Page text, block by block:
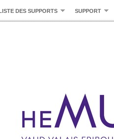
DES SUPPORTS SUPPORT